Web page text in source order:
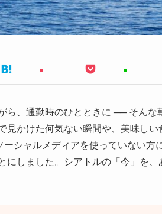
ら、通勤時のひとときに ── そん
かけた何気ない瞬間や、美味し
シャルメディアを使っていない方
にしました。シアトルの「今」を